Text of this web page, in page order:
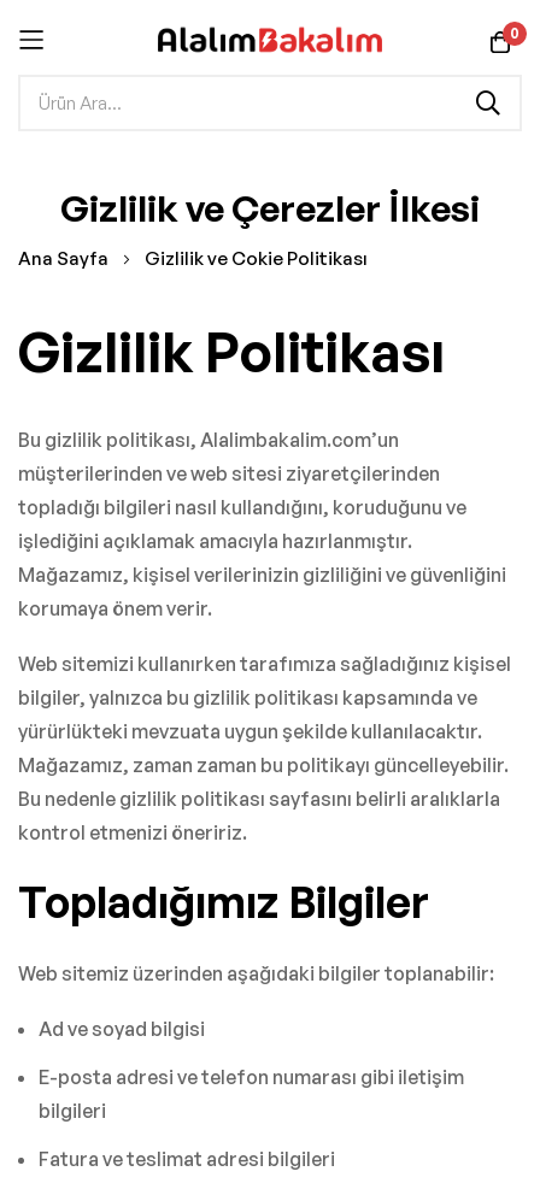
0
Gizlilik ve Çerezler İlkesi
Ana Sayfa Gizlilik ve Cokie Politikası
Gizlilik Politikası
Bu gizlilik politikası, Alalimbakalim.com’un
müşterilerinden ve web sitesi ziyaretçilerinden
topladığı bilgileri nasıl kullandığını, koruduğunu ve
işlediğini açıklamak amacıyla hazırlanmıştır.
Mağazamız, kişisel verilerinizin gizliliğini ve güvenliğini
korumaya önem verir.
Web sitemizi kullanırken tarafımıza sağladığınız kişisel
bilgiler, yalnızca bu gizlilik politikası kapsamında ve
yürürlükteki mevzuata uygun şekilde kullanılacaktır.
Mağazamız, zaman zaman bu politikayı güncelleyebilir.
Bu nedenle gizlilik politikası sayfasını belirli aralıklarla
kontrol etmenizi öneririz.
Topladığımız Bilgiler
Web sitemiz üzerinden aşağıdaki bilgiler toplanabilir:
Ad ve soyad bilgisi
E-posta adresi ve telefon numarası gibi iletişim
bilgileri
Fatura ve teslimat adresi bilgileri